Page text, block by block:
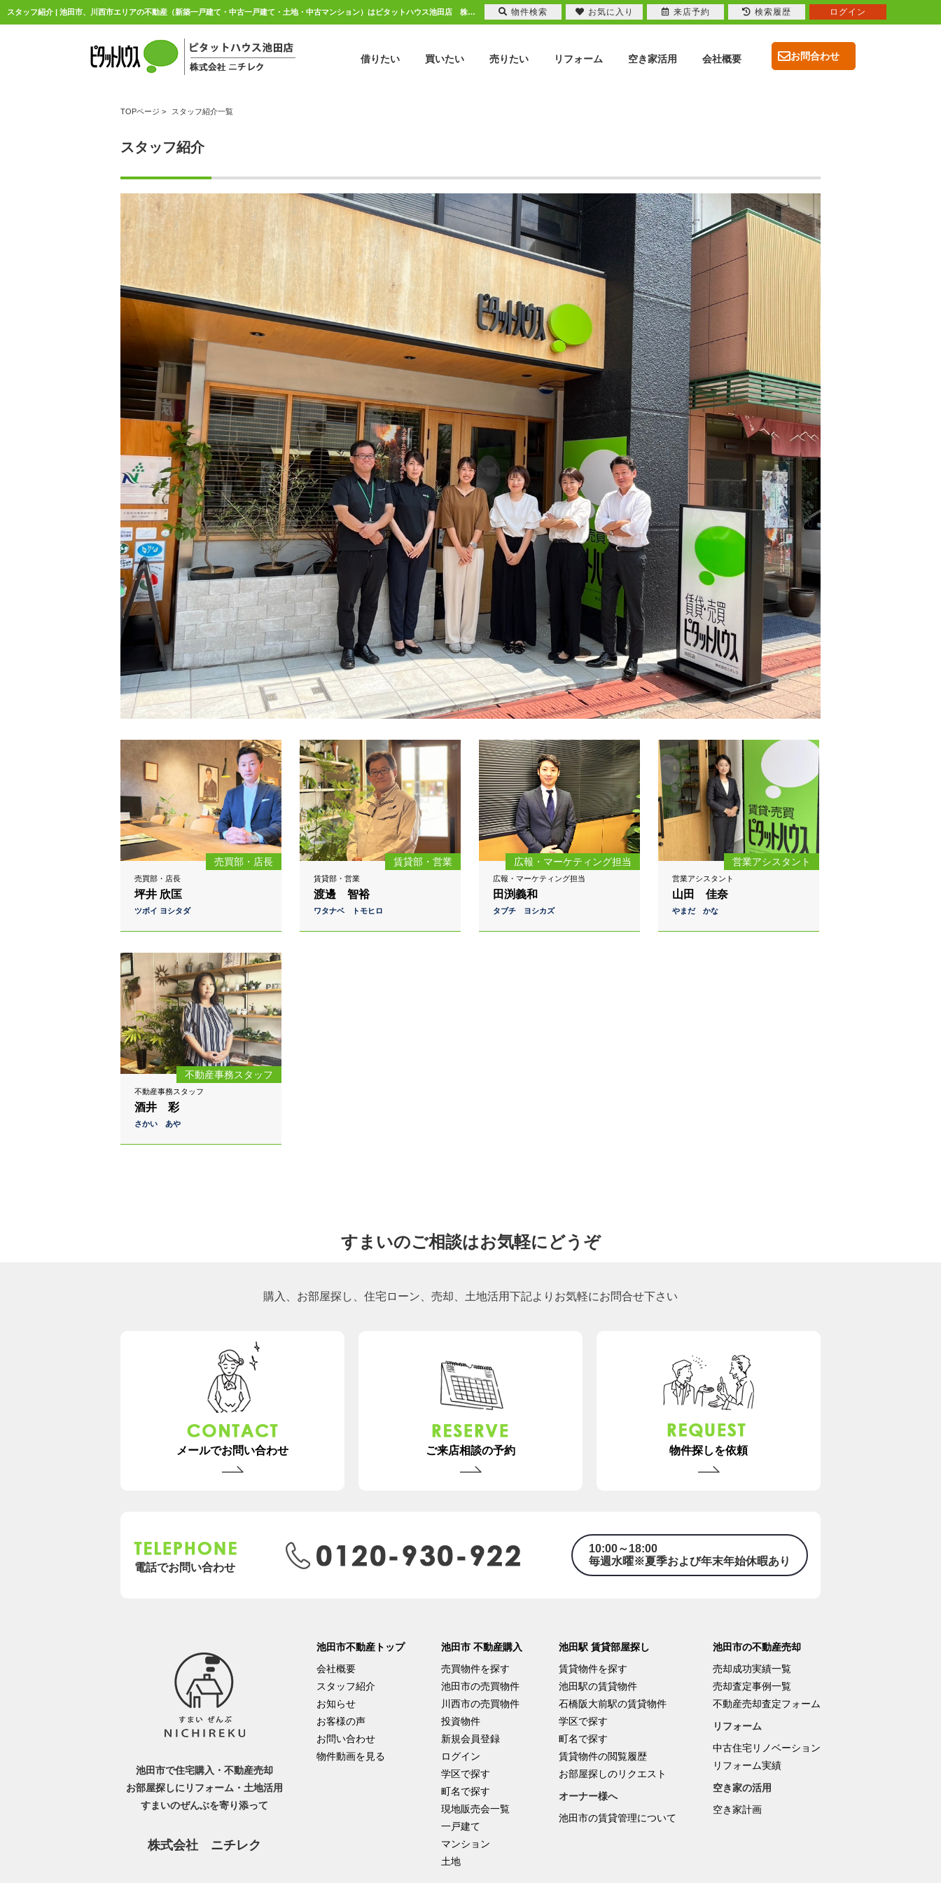
スタッフ紹介 | 池田市、川西市エリアの不動産（新築一戸建て・中古一戸建て・土地・中古マンション）はピタットハウス池田店 株式会社ニチレク
お問合わせ
借りたい 買いたい 売りたい リフォーム 空き家活用 会社概要
TOPページ > スタッフ紹介一覧
スタッフ紹介
売買部・店長
売買部・店長
坪井 欣匡
ツボイ ヨシタダ
賃貸部・営業
賃貸部・営業
渡邊 智裕
ワタナベ トモヒロ
広報・マーケティング担当
広報・マーケティング担当
田渕義和
タブチ ヨシカズ
営業アシスタント
営業アシスタント
山田 佳奈
やまだ かな
不動産事務スタッフ
不動産事務スタッフ
酒井 彩
さかい あや
すまいのご相談はお気軽にどうぞ
購入、お部屋探し、住宅ローン、売却、土地活用下記よりお気軽にお問合せ下さい
メールでお問い合わせ ご来店相談の予約 物件探しを依頼
電話でお問い合わせ
10:00～18:00
毎週水曜※夏季および年末年始休暇あり
池田市で住宅購入・不動産売却
お部屋探しにリフォーム・土地活用
すまいのぜんぶを寄り添って
株式会社 ニチレク
池田市不動産トップ
会社概要
スタッフ紹介
お知らせ
お客様の声
お問い合わせ
物件動画を見る
池田市 不動産購入
売買物件を探す
池田市の売買物件
川西市の売買物件
投資物件
新規会員登録
ログイン
学区で探す
町名で探す
現地販売会一覧
一戸建て
マンション
土地
池田駅 賃貸部屋探し
賃貸物件を探す
池田駅の賃貸物件
石橋阪大前駅の賃貸物件
学区で探す
町名で探す
賃貸物件の閲覧履歴
お部屋探しのリクエスト
オーナー様へ
池田市の賃貸管理について
池田市の不動産売却
売却成功実績一覧
売却査定事例一覧
不動産売却査定フォーム
リフォーム
中古住宅リノベーション
リフォーム実績
空き家の活用
空き家計画
物件検索 お気に入り 来店予約 検索履歴 ログイン